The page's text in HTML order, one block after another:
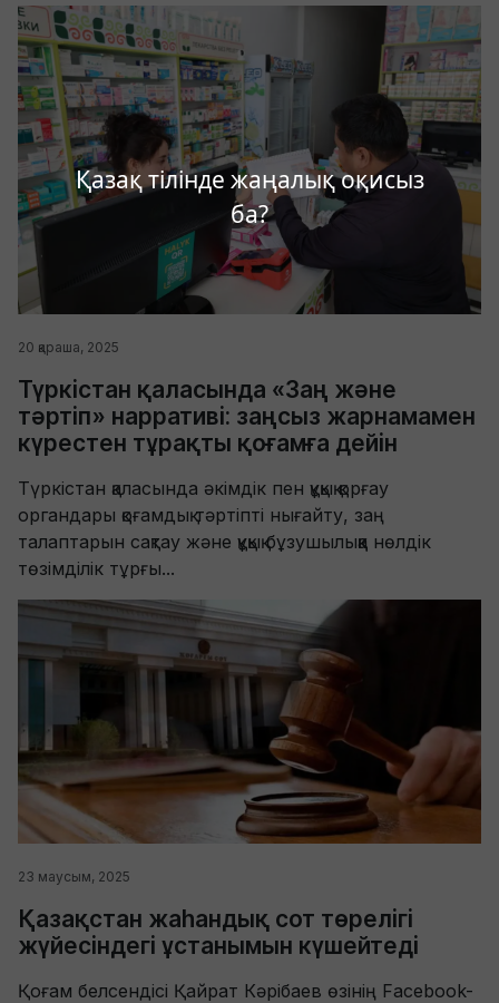
Қазақ тілінде жаңалық оқисыз
ба?
20 қараша, 2025
Түркістан қаласында «Заң және
тәртіп» нарративі: заңсыз жарнамамен
күрестен тұрақты қоғамға дейін
Түркістан қаласында әкімдік пен құқық қорғау
органдары қоғамдық тәртіпті нығайту, заң
талаптарын сақтау және құқық бұзушылыққа нөлдік
төзімділік тұрғы...
23 маусым, 2025
Қазақстан жаһандық сот төрелігі
жүйесіндегі ұстанымын күшейтеді
Қоғам белсендісі Қайрат Кәрібаев өзінің Facebook-